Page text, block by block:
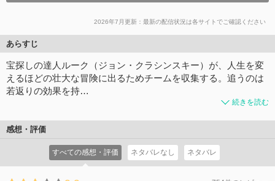
2026年7月更新：最新の配信状況は各サイトでご確認ください
あらすじ
宝探しの達人ルーク（ジョン・クラシンスキー）が、人生を変
えるほどの壮大な冒険に出るためチームを収集する。追うのは
若返りの効果を持…
続きを読む
感想・評価
すべての感想・評価 ネタバレなし ネタバレ